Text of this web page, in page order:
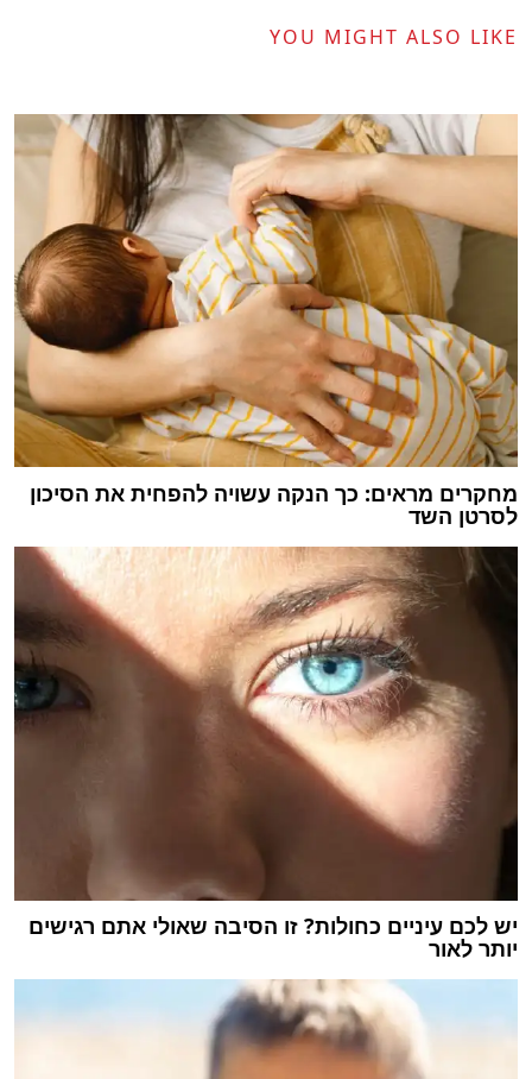
YOU MIGHT ALSO LIKE
מחקרים מראים: כך הנקה עשויה להפחית את הסיכון
לסרטן השד
יש לכם עיניים כחולות? זו הסיבה שאולי אתם רגישים
יותר לאור